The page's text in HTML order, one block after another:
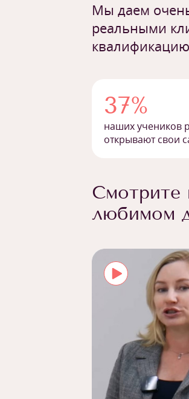
Мы даем
реальными
37%
наших учеников
открывают свои
Смотрите
любимом